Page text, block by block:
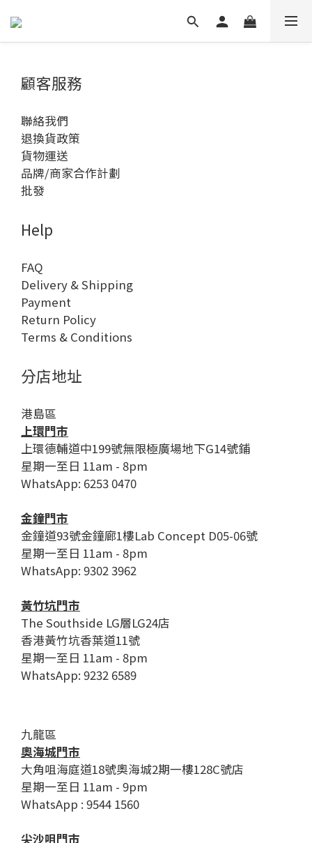
顧客服務
聯絡我們
退換貨政策
貨物運送
品牌/商家合作計劃
批發
Help
FAQ
Delivery & Shipping
Payment
Return Policy
Terms & Conditions
分店地址
港島區
上環門市
上環德輔道中199號無限極廣場地下G14號鋪
星期一至日 11am - 8pm
WhatsApp: 6253 0470
金鐘門市
金鐘道93號金鐘廊1樓Lab Concept D05-06號
星期一至日 11am - 8pm
WhatsApp: 9302 3962
黃竹坑門市
The Southside LG層LG24店
香港黃竹坑香葉道11號
星期一至日 11am - 8pm
WhatsApp: 9232 6589
九龍區
奧海城門市
大角咀海庭道18號奧海城2期一樓128C號店
星期一至日 11am - 9pm
WhatsApp : 9544 1560
尖沙咀門市